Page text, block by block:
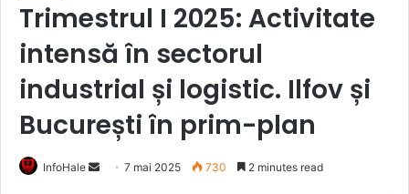
Trimestrul I 2025: Activitate
intensă în sectorul
industrial și logistic. Ilfov și
București în prim-plan
InfoHale
Send7 mai 2025 730 2 minutes read